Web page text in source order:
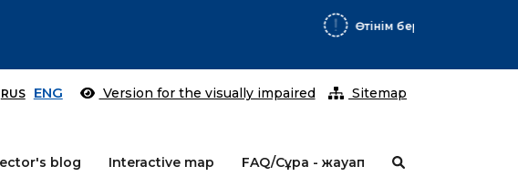
RUS ENG Version for the visually impaired Sitemap
blog Interactive map FAQ/Сұрақ - жауап